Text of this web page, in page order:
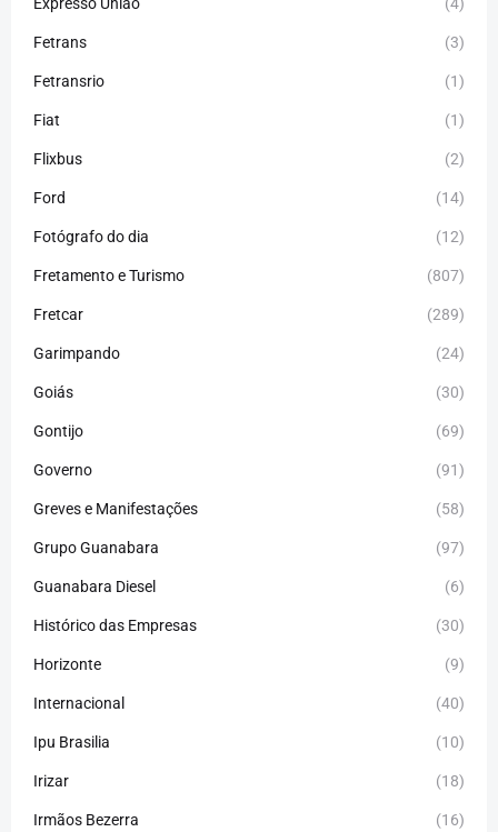
Expresso União (4)
Fetrans (3)
Fetransrio (1)
Fiat (1)
Flixbus (2)
Ford (14)
Fotógrafo do dia (12)
Fretamento e Turismo (807)
Fretcar (289)
Garimpando (24)
Goiás (30)
Gontijo (69)
Governo (91)
Greves e Manifestações (58)
Grupo Guanabara (97)
Guanabara Diesel (6)
Histórico das Empresas (30)
Horizonte (9)
Internacional (40)
Ipu Brasilia (10)
Irizar (18)
Irmãos Bezerra (16)